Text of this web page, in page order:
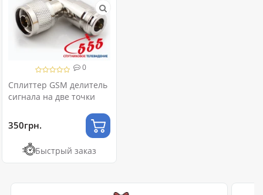
0
Сплиттер GSM делитель
сигнала на две точки
350грн.
Быстрый заказ